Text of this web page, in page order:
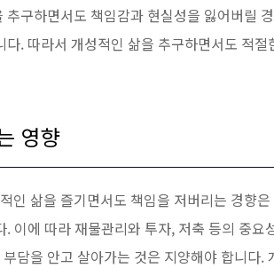
구하면서도 책임감과 현실성을 잃어버릴
. 따라서 개성적인 삶을 추구하면서도 적절
영향
인 삶을 즐기면서도 책임을 저버리는 경향
이에 따라 재물관리와 투자, 저축 등의 중요
담을 안고 살아가는 것은 지양해야 합니다.